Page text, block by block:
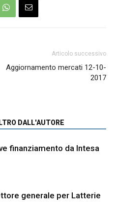
Articolo successivo
Aggiornamento mercati 12-10-
2017
DALL'AUTORE
finanziamento da Intesa
generale per Latterie